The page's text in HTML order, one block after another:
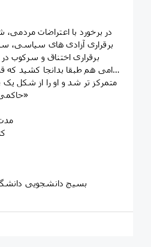
برقراری آزادی های سیاسی،
برقراری اختناق و سرکوب
اقدامی هم طبقا بدانجا کشید که
متمرکز تر شد و او را از شکل
حاکمی مستبد و بی رحم درآورد»
📍 بسیج دانشجویی